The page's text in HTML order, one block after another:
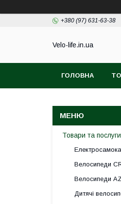
+380 (97) 631-63-38
Velo-life.in.ua
ГОЛОВНА
Товари та послуги
Велосипеди
Велосипеди
Дитячі